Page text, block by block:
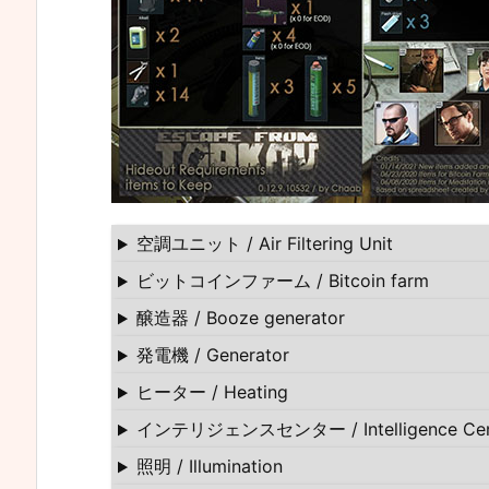
空調ユニット / Air Filtering Unit
ビットコインファーム / Bitcoin farm
醸造器 / Booze generator
発電機 / Generator
ヒーター / Heating
インテリジェンスセンター / Intelligence
照明 / Illumination